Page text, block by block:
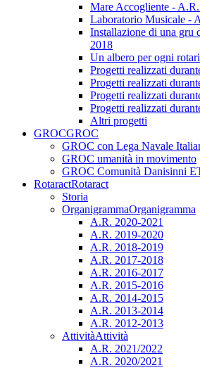
Mare Accogliente -
Laboratorio Musicale -
Installazione di una gru
2018
Un albero per ogni
Progetti realizzati
Progetti realizzati
Progetti realizzati
Progetti realizzati
Altri progetti
GROCGROC
GROC con Lega Navale
GROC umanità in movimento
GROC Comunità Danisinni
RotaractRotaract
Storia
OrganigrammaOrganigramma
A.R. 2020-2021
A.R. 2019-2020
A.R. 2018-2019
A.R. 2017-2018
A.R. 2016-2017
A.R. 2015-2016
A.R. 2014-2015
A.R. 2013-2014
A.R. 2012-2013
AttivitàAttività
A.R. 2021/2022
A.R. 2020/2021